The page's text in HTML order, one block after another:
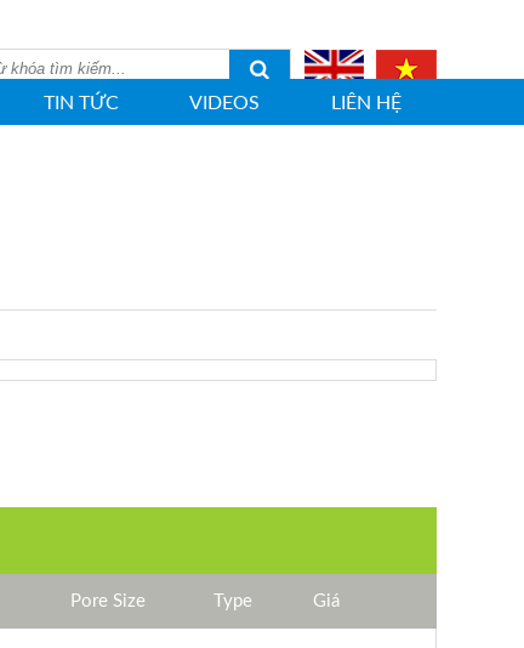
TIN TỨC VIDEOS LIÊN HỆ
Pore Size Type Giá